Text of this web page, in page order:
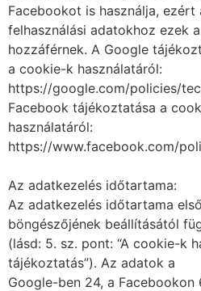
Facebookot is használja, ezért
felhasználási adatokhoz ezek
hozzáférnek. A Google
a cookie-k használatáról:
https://google.com/policies/
Facebook tájékoztatása a
használatáról:
https://www.facebook.com/
Az adatkezelés időtartama:
Az adatkezelés időtartama
böngészőjének beállításától
(lásd: 5. sz. pont: “A cookie-k
tájékoztatás”). Az adatok a
Google-ben 24, a